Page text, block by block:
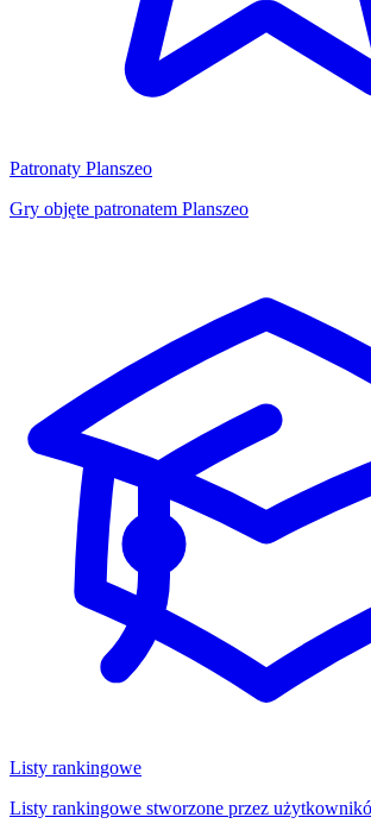
Patronaty Planszeo
Gry objęte patronatem Planszeo
Listy rankingowe
Listy rankingowe stworzone przez